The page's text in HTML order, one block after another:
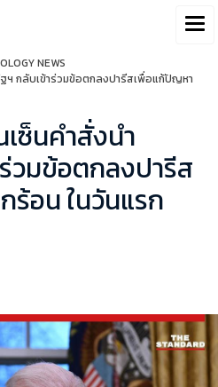
NEWS
ฐฯ กลับเข้าร่วมข้อตกลงปารีสเพื่อแก้ปัญหา
เซ็นคำสั่งนำ
วมข้อตกลงปารีส
อน ในวันแรก